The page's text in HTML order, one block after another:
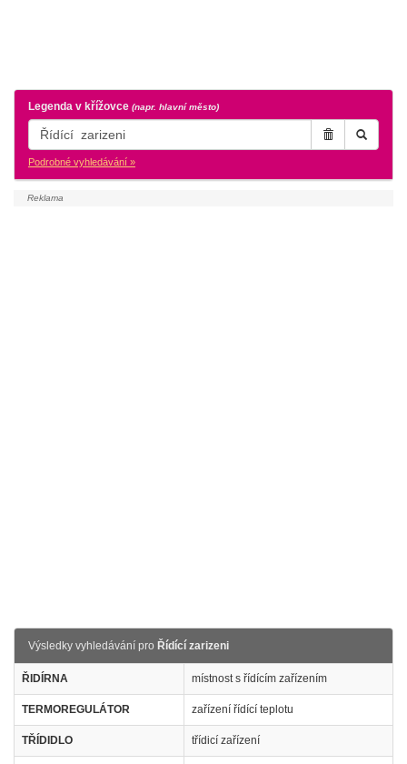
Legenda v křížovce (napr. hlavní město)
Podrobné vyhledávání »
Výsledky vyhledávání pro Řídící zarizeni
ŘIDÍRNA místnost s řídícím zařízením
TERMOREGULÁTOR zařízení řídící teplotu
TŘÍDIDLO třídicí zařízení